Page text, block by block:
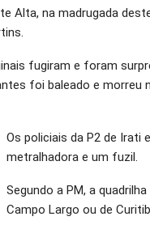
Alta, na madrugada
fugiram e foram
foi baleado e morreu
Os policiais da P2 de Irati
metralhadora e um fuzil.
Segundo a PM, a
Campo Largo ou de